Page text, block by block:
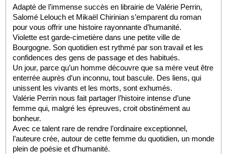
Adapté de l’immense succès en librairie de Valérie Perrin,
Salomé Lelouch et Mikaël Chirinian s’emparent du roman
pour vous offrir une histoire rayonnante d’humanité.
Violette est garde-cimetière dans une petite ville de
Bourgogne. Son quotidien est rythmé par son travail et les
confidences des gens de passage et des habitués.
Un jour, parce qu’un homme découvre que sa mère veut être
enterrée auprès d’un inconnu, tout bascule. Des liens, qui
unissent les vivants et les morts, sont exhumés.
Valérie Perrin nous fait partager l’histoire intense d’une
femme qui, malgré les épreuves, croit obstinément au
bonheur.
Avec ce talent rare de rendre l’ordinaire exceptionnel,
l’auteure crée, autour de cette femme du quotidien, un monde
plein de poésie et d’humanité.